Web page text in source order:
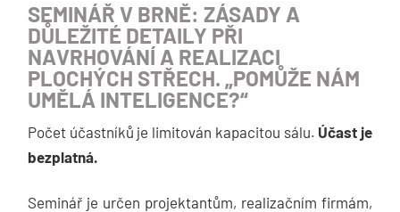
SEMINÁŘ V BRNĚ: ZÁSADY A
DŮLEŽITÉ DETAILY PŘI
NAVRHOVÁNÍ A REALIZACI
PLOCHÝCH STŘECH. „POMŮŽE NÁM
UMĚLÁ INTELIGENCE?“
Počet účastníků je limitován kapacitou sálu. Účast je
bezplatná.
Seminář je určen projektantům, realizačním firmám,